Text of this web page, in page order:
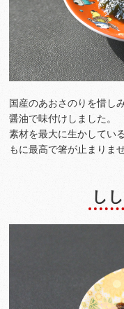
国産のあおさのりを惜し
醤油で味付けしました。
素材を最大に生かしてい
もに最高で箸が止まりま
し